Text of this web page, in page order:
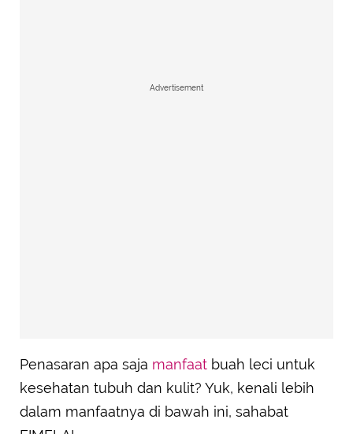
Advertisement
Penasaran apa saja manfaat buah leci untuk
kesehatan tubuh dan kulit? Yuk, kenali lebih
dalam manfaatnya di bawah ini, sahabat